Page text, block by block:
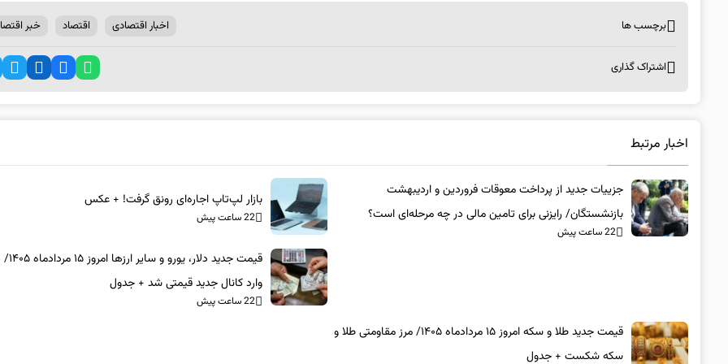
برچسب ها اخبار اقتصادی اقتصاد خبر
اشتراک گذاری
اخبار مرتبط
جزییات جدید از پرداخت معوقات فروردین و اردیبهشت
بازنشستگان/ رایزنی برای تامین مالی در چه مرحله‌ای است؟
22 ساعت پیش
بازار لپ‌تاپ اجاره‌ای رونق گرفت! + عکس
22 ساعت پیش
قیمت جدید
وارد کانال جدید قیمتی شد + جدول
22 ساعت پیش
قیمت جدید طلا و سکه امروز ۱۵ مردادماه ۱۴۰۵/ مرز مقاومتی طلا و
سکه شکست + جدول